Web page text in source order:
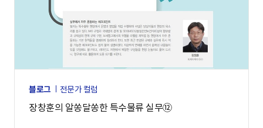
블로그 전문가 컬럼
장창훈의 알쏭달쏭한 특수물류 실무⑫